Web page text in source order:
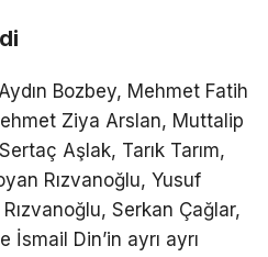
Bozbey, Mehmet Fatih
Ziya Arslan, Muttalip
Aşlak, Tarık Tarım,
Rızvanoğlu, Yusuf
Serkan Çağlar,
Din’in ayrı ayrı